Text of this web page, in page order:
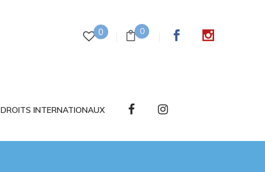
0 0
DROITS INTERNATIONAUX